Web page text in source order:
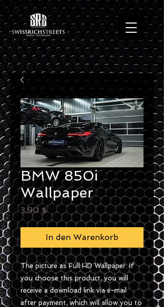
BMW 850i
Wallpaper
3,90 $Preis
In den Warenkorb
The picture as Full HD Wallpaper. If
you choose this product, you will
receive a download link via e-mail
after payment, which will allow you to